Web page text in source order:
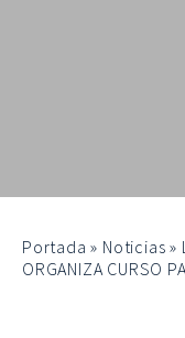
Portada » Noticias »
ORGANIZA CURSO